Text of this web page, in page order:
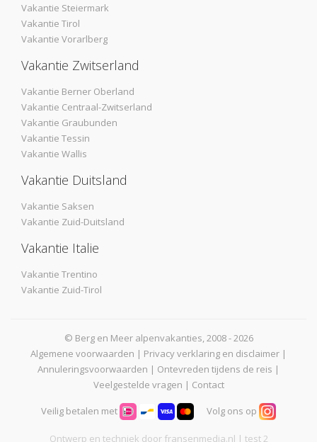
Vakantie Steiermark
Vakantie Tirol
Vakantie Vorarlberg
Vakantie Zwitserland
Vakantie Berner Oberland
Vakantie Centraal-Zwitserland
Vakantie Graubunden
Vakantie Tessin
Vakantie Wallis
Vakantie Duitsland
Vakantie Saksen
Vakantie Zuid-Duitsland
Vakantie Italie
Vakantie Trentino
Vakantie Zuid-Tirol
© Berg en Meer alpenvakanties, 2008 - 2026
Algemene voorwaarden | Privacy verklaring en disclaimer |
Annuleringsvoorwaarden | Ontevreden tijdens de reis |
Veelgestelde vragen | Contact
Veilig betalen met Volg ons op
Ontwerp en techniek door fransenmedia.nl | test 2